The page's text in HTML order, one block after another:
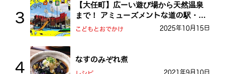
【大任町】広ーい遊び場から天然温泉
まで！ アミューズメントな道の駅・お
おとう桜街道
こどもとおでかけ 2025年10月15日
なすのみぞれ煮
2021年9月10日